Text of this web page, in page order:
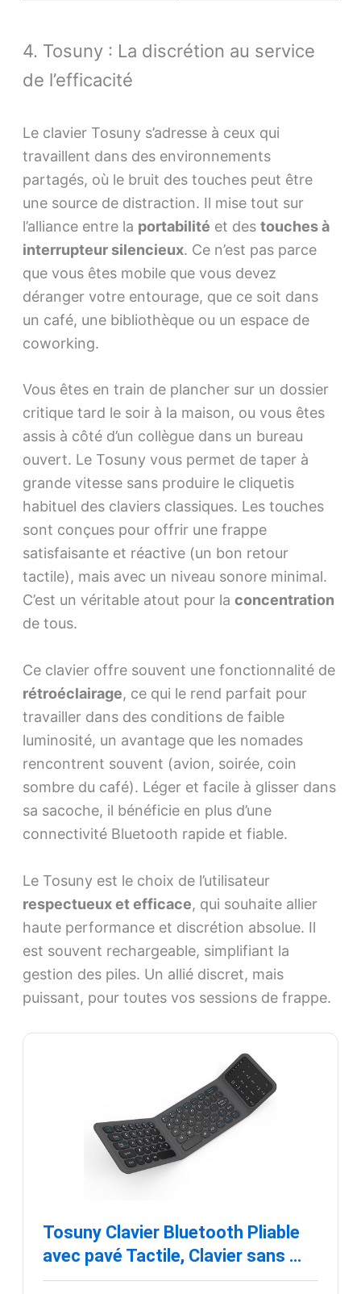
4. Tosuny : La discrétion au service
de l’efficacité
Le clavier Tosuny s’adresse à ceux qui
travaillent dans des environnements
partagés, où le bruit des touches peut être
une source de distraction. Il mise tout sur
l’alliance entre la portabilité et des touches à
interrupteur silencieux. Ce n’est pas parce
que vous êtes mobile que vous devez
déranger votre entourage, que ce soit dans
un café, une bibliothèque ou un espace de
coworking.
Vous êtes en train de plancher sur un dossier
critique tard le soir à la maison, ou vous êtes
assis à côté d’un collègue dans un bureau
ouvert. Le Tosuny vous permet de taper à
grande vitesse sans produire le cliquetis
habituel des claviers classiques. Les touches
sont conçues pour offrir une frappe
satisfaisante et réactive (un bon retour
tactile), mais avec un niveau sonore minimal.
C’est un véritable atout pour la concentration
de tous.
Ce clavier offre souvent une fonctionnalité de
rétroéclairage, ce qui le rend parfait pour
travailler dans des conditions de faible
luminosité, un avantage que les nomades
rencontrent souvent (avion, soirée, coin
sombre du café). Léger et facile à glisser dans
sa sacoche, il bénéficie en plus d’une
connectivité Bluetooth rapide et fiable.
Le Tosuny est le choix de l’utilisateur
respectueux et efficace, qui souhaite allier
haute performance et discrétion absolue. Il
est souvent rechargeable, simplifiant la
gestion des piles. Un allié discret, mais
puissant, pour toutes vos sessions de frappe.
Tosuny Clavier Bluetooth Pliable
avec pavé Tactile, Clavier sans …